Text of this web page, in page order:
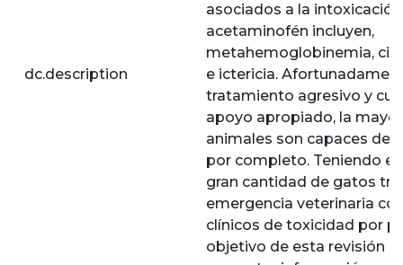
dc.description
asociados a la
acetaminofén incluyen,
metahemoglobinemia,
e ictericia.
tratamiento agresivo y
apoyo apropiado, la
animales son capaces de
por completo. Teniendo
gran cantidad de gatos
emergencia veterinaria
clínicos de toxicidad por
objetivo de esta revisión